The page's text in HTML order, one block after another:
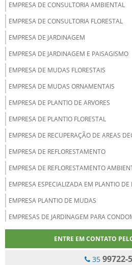
EMPRESA DE CONSULTORIA AMBIENTAL
EMPRESA DE CONSULTORIA FLORESTAL
EMPRESA DE JARDINAGEM
EMPRESA DE JARDINAGEM E PAISAGISMO
EMPRESA DE MUDAS FLORESTAIS
EMPRESA DE MUDAS ORNAMENTAIS
EMPRESA DE PLANTIO DE ARVORES
EMPRESA DE PLANTIO FLORESTAL
EMPRESA DE RECUPERAÇÃO DE AREAS
EMPRESA DE REFLORESTAMENTO
EMPRESA DE REFLORESTAMENTO
EMPRESA ESPECIALIZADA EM PLANTIO DE
EMPRESA PLANTIO DE MUDAS
EMPRESAS DE JARDINAGEM PARA
EMPRESAS PRESTADORAS DE SERVIÇOS
ENTRE EM CONTATO
35 99722-